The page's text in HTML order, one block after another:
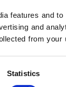
features and
and
from
Statistics
direkt eller